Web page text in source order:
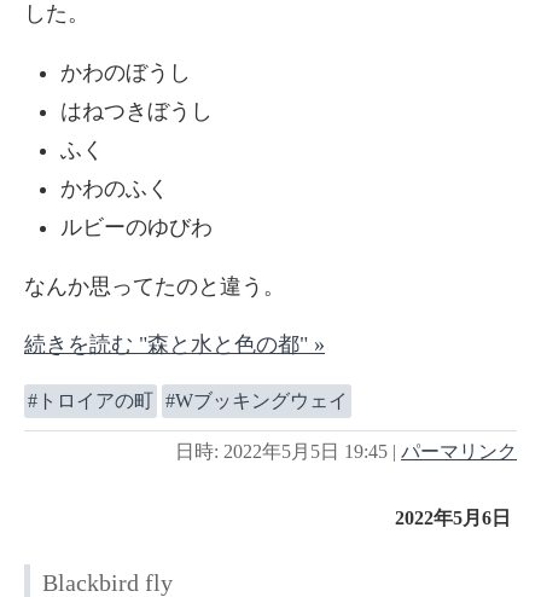
した。
かわのぼうし
はねつきぼうし
ふく
かわのふく
ルビーのゆびわ
なんか思ってたのと違う。
続きを読む "森と水と色の都" »
トロイアの町 Wブッキングウェイ
日時: 2022年5月5日 19:45 | パーマリンク
2022年5月6日
Blackbird fly